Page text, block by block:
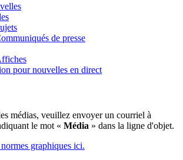
de presse
pour nouvelles en direct
médias, veuillez envoyer un courriel à
le mot « Média » dans la ligne d'objet.
graphiques ici.